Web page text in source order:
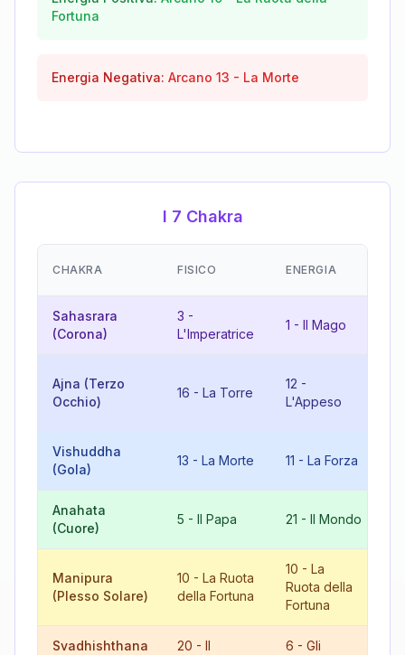
Fortuna
Energia Negativa: Arcano 13 - La Morte
I 7 Chakra
CHAKRA FISICO ENERGIA
Sahasrara
(Corona)
3 -
L'Imperatrice
1 - Il Mago
Ajna (Terzo
Occhio)
16 - La Torre
12 -
L'Appeso
Vishuddha
(Gola)
13 - La Morte 11 - La Forza
Anahata
(Cuore)
5 - Il Papa 21 - Il Mondo
Manipura
(Plesso Solare)
10 - La Ruota
della Fortuna
10 - La
Ruota della
Fortuna
Svadhishthana
20 - Il
6 - Gli